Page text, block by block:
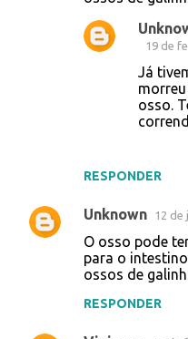
RESPONDER
19 de
Já
osso.
Unknown 12 de
O osso pode
para o
ossos de
RESPONDER